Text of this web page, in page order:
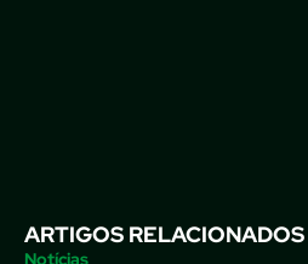
ARTIGOS RELACIONADOS
Notícias